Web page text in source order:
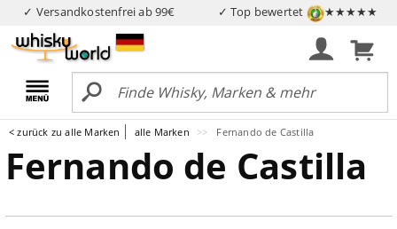
✓ Versandkostenfrei ab 99€ ✓ Top bewertet ★★★★★
< zurück zu alle Marken alle Marken Fernando de Castilla
Fernando de Castilla